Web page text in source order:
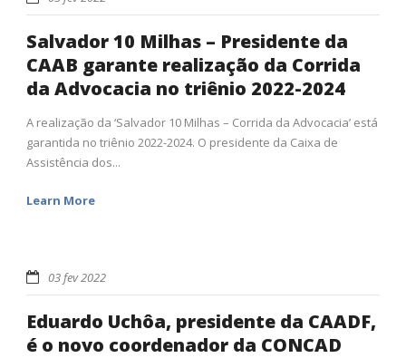
Salvador 10 Milhas – Presidente da
CAAB garante realização da Corrida
da Advocacia no triênio 2022-2024
A realização da ‘Salvador 10 Milhas – Corrida da Advocacia’ está
garantida no triênio 2022-2024. O presidente da Caixa de
Assistência dos...
Learn More
03 fev 2022
Eduardo Uchôa, presidente da CAADF,
é o novo coordenador da CONCAD